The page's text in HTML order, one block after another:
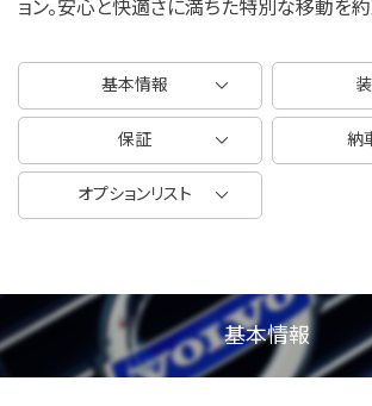
ョン。安心と快適さに満ちた特別な移動を約
基本情報
保証 納
オプションリスト
基本情報